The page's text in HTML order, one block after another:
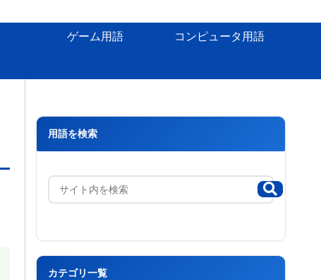
ゲーム用語 コンピュータ用語
用語を検索
カテゴリ一覧